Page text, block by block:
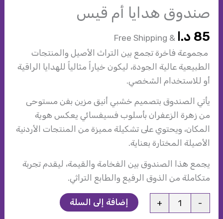
صندوق هدايا أم قيس
85 د.ا & Free Shipping
مجموعة فاخرة تجمع بين التراث الأصيل والمنتجات
الطبيعية عالية الجودة، ليكون خياراً مثالياً للهدايا الراقية
أو للاستخدام الشخصي.
يأتي الصندوق بتصميم خشبي أنيق مزين بفن مستوحى
من زهرة الزعفران بأسلوب فسيفسائي يعكس هوية
المكان، ويحتوي على تشكيلة مميزة من المنتجات الأردنية
الأصيلة المختارة بعناية.
يجمع هذا الصندوق بين الفخامة والقيمة، ليقدم تجربة
متكاملة من الذوق الرفيع والطابع التراثي.
-
صندوق
+ إضافة إلى السلة